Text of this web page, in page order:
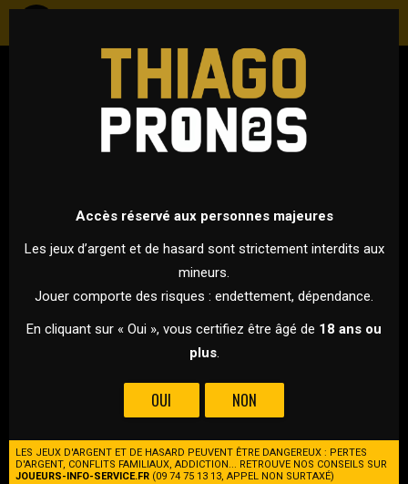
FOOTBALL
ANGLETERRE - PREMIER LEAGUE
31 MARS 2024 À 17H30
VS
C'EST LE CHOC DE CETTE 30ÈME JOURNÉE DE PREMIER LEAGUE,
MANCHESTER CITY ACCUEILLE ARSENAL À L'ETIHAD STADIUM !
Le retour de la Premier League après la trêve
internationale nous offre le Game Of The Week avec ce
Manchester City vs Arsenal dans une course pour le titre
en Angleterre qui s'annonce absolument folle !
Accès réservé aux personnes majeures
Les jeux d’argent et de hasard sont strictement interdits aux
mineurs.
Jouer comporte des risques : endettement, dépendance.
En cliquant sur « Oui », vous certifiez être âgé de 18 ans ou
plus.
OUI NON
LES JEUX D'ARGENT ET DE HASARD PEUVENT ÊTRE DANGEREUX : PERTES
D'ARGENT, CONFLITS FAMILIAUX, ADDICTION... RETROUVE NOS CONSEILS SUR
JOUEURS-INFO-SERVICE.FR (09 74 75 13 13, APPEL NON SURTAXÉ)